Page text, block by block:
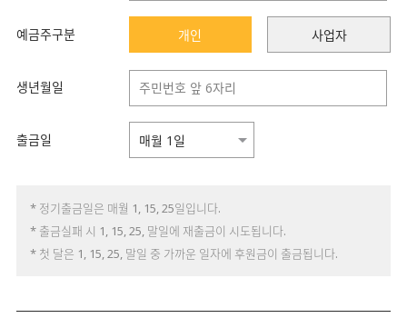
예금주구분 개인 사업자
생년월일
출금일
* 정기출금일은 매월 1, 15, 25일입니다.
* 출금실패 시 1, 15, 25, 말일에 재출금이 시도됩니다.
* 첫 달은 1, 15, 25, 말일 중 가까운 일자에 후원금이 출금됩니다.